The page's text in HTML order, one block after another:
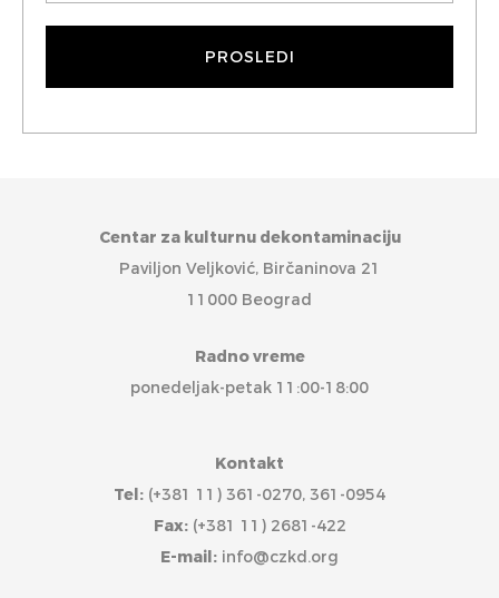
Centar za kulturnu dekontaminaciju
Paviljon Veljković, Birčaninova 21
11000 Beograd
Radno vreme
ponedeljak-petak 11:00-18:00
Kontakt
Tel: (+381 11) 361-0270, 361-0954
Fax:(+381 11) 2681-422
E-mail: info@czkd.org